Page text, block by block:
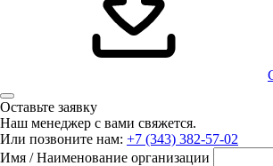
Оставьте заявку
Наш менеджер с вами свяжется.
Или позвоните нам: +7 (343) 382-57-02
Имя / Наименование организации